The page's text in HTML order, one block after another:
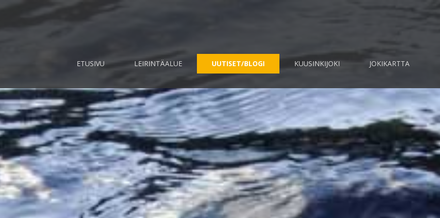
ETUSIVU LEIRINTÄALUE UUTISET/BLOGI KUUSINKIJOKI JOKIKARTTA